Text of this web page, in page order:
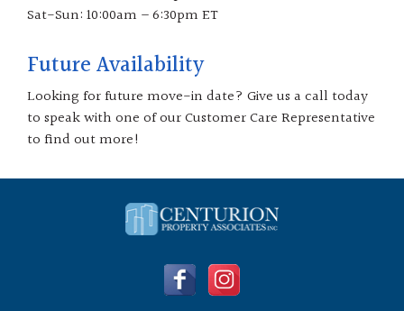
Sat-Sun: 10:00am – 6:30pm ET
Future Availability
Looking for future move-in date? Give us a call today
to speak with one of our Customer Care Representative
to find out more!